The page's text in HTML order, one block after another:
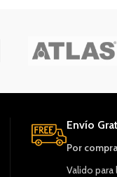
Envío
Por
Valido para